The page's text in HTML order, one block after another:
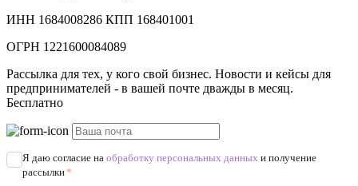
ИНН 1684008286 КПП 168401001
ОГРН 1221600084089
Рассылка для тех, у кого свой бизнес. Новости и кейсы для
предпринимателей - в вашей почте дважды в месяц.
Бесплатно
Я даю согласие на обработку персональных данных и получение
рассылки*